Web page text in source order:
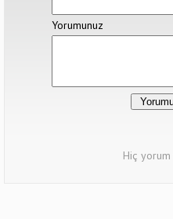
Yorumunuz
Hiç yorum